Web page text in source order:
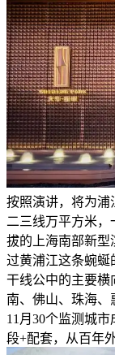
按照演讲，将为浦
二三线万平方米，
拔的上海南部新型
过黄浦江这条蜿蜒
干线公中的主要横
南、佛山、珠海、
11月30个监测城
段+配套，从百年